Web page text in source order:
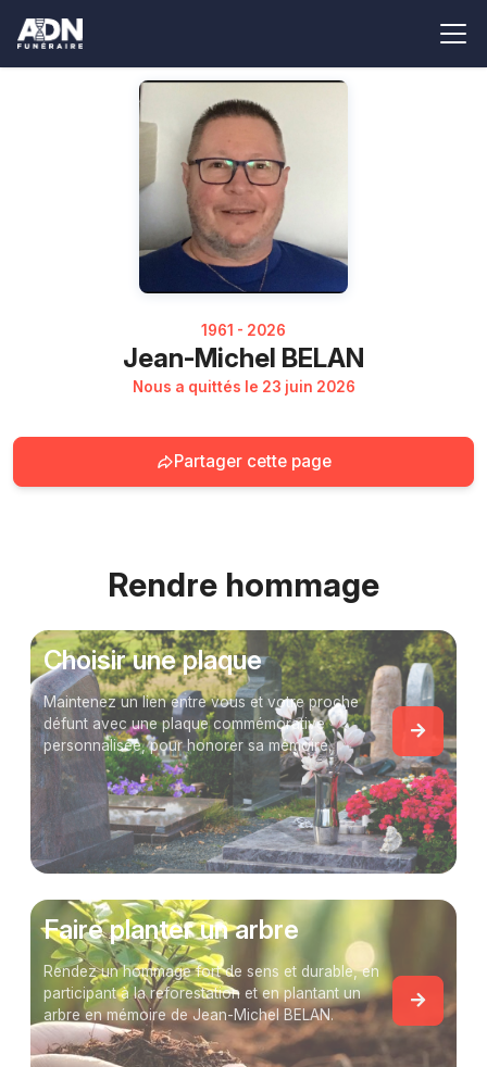
1961 - 2026
Jean-Michel BELAN
Nous a quittés le 23 juin 2026
Partager cette page
Rendre hommage
Choisir une plaque
Maintenez un lien entre vous et votre proche
défunt avec une plaque commémorative
personnalisée, pour honorer sa mémoire.
Faire planter un arbre
Rendez un hommage fort de sens et durable, en
participant à la reforestation et en plantant un
arbre en mémoire de Jean-Michel BELAN.